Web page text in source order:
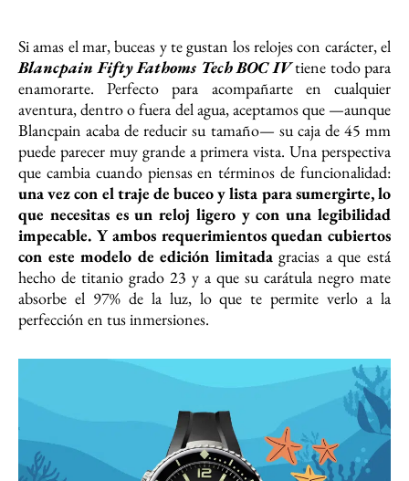
Si amas el mar, buceas y te gustan los relojes con carácter, el
Blancpain Fifty Fathoms Tech BOC IVtiene todo para
enamorarte. Perfecto para acompañarte en cualquier
aventura, dentro o fuera del agua, aceptamos que —aunque
Blancpain acaba de reducir su tamaño— su caja de 45 mm
puede parecer muy grande a primera vista. Una perspectiva
que cambia cuando piensas en términos de funcionalidad:
una vez con el traje de buceo y lista para sumergirte, lo
que necesitas es un reloj ligero y con una legibilidad
impecable. Y ambos requerimientos quedan cubiertos
con este modelo de edición limitadagracias a que está
hecho de titanio grado 23 y a que su carátula negro mate
absorbe el 97% de la luz, lo que te permite verlo a la
perfección en tus inmersiones.